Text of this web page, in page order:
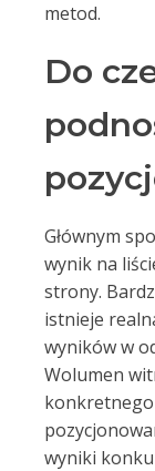
metod.
Do
Głównym
wynik na
strony.
istnieje
wyników w
Wolumen
konkretnego
wyniki